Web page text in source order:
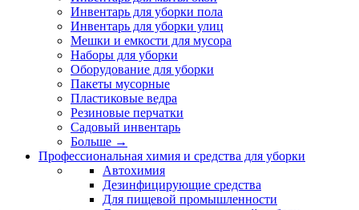
Инвентарь для уборки пола
Инвентарь для уборки улиц
Мешки и емкости для мусора
Наборы для уборки
Оборудование для уборки
Пакеты мусорные
Пластиковые ведра
Резиновые перчатки
Садовый инвентарь
Больше →
Профессиональная химия и средства для уборки
Автохимия
Дезинфицирующие средства
Для пищевой промышленности